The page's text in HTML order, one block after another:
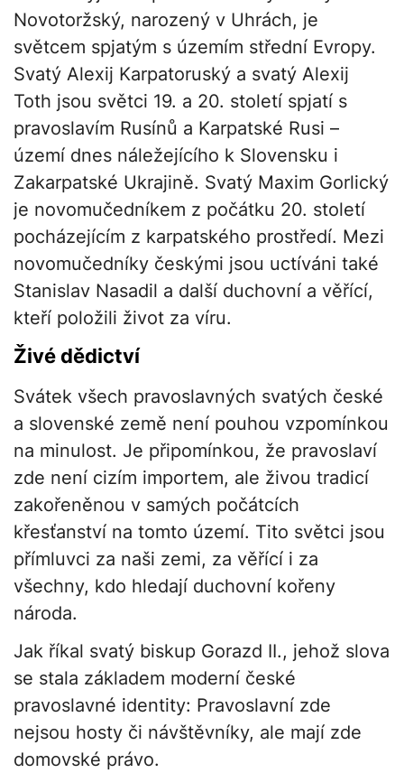
Novotoržský, narozený v Uhrách, je
světcem spjatým s územím střední Evropy.
Svatý Alexij Karpatoruský a svatý Alexij
Toth jsou světci 19. a 20. století spjatí s
pravoslavím Rusínů a Karpatské Rusi –
území dnes náležejícího k Slovensku i
Zakarpatské Ukrajině. Svatý Maxim Gorlický
je novomučedníkem z počátku 20. století
pocházejícím z karpatského prostředí. Mezi
novomučedníky českými jsou uctíváni také
Stanislav Nasadil a další duchovní a věřící,
kteří položili život za víru.
Živé dědictví
Svátek všech pravoslavných svatých české
a slovenské země není pouhou vzpomínkou
na minulost. Je připomínkou, že pravoslaví
zde není cizím importem, ale živou tradicí
zakořeněnou v samých počátcích
křesťanství na tomto území. Tito světci jsou
přímluvci za naši zemi, za věřící i za
všechny, kdo hledají duchovní kořeny
národa.
Jak říkal svatý biskup Gorazd II., jehož slova
se stala základem moderní české
pravoslavné identity: Pravoslavní zde
nejsou hosty či návštěvníky, ale mají zde
domovské právo.